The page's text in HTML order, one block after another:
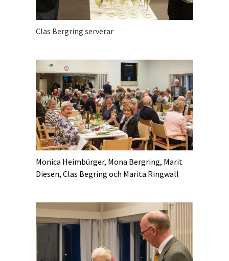
Clas Bergring serverar
Monica Heimbürger, Mona Bergring, Marit
Diesen, Clas Begring och Marita Ringwall